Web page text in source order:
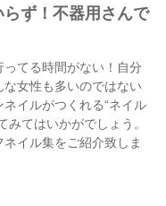
ず！不器用さんで
てる時間がない！自分
女性も多いのではない
イルがつくれる“ネイル
みてはいかがでしょう。
イル集をご紹介致しま